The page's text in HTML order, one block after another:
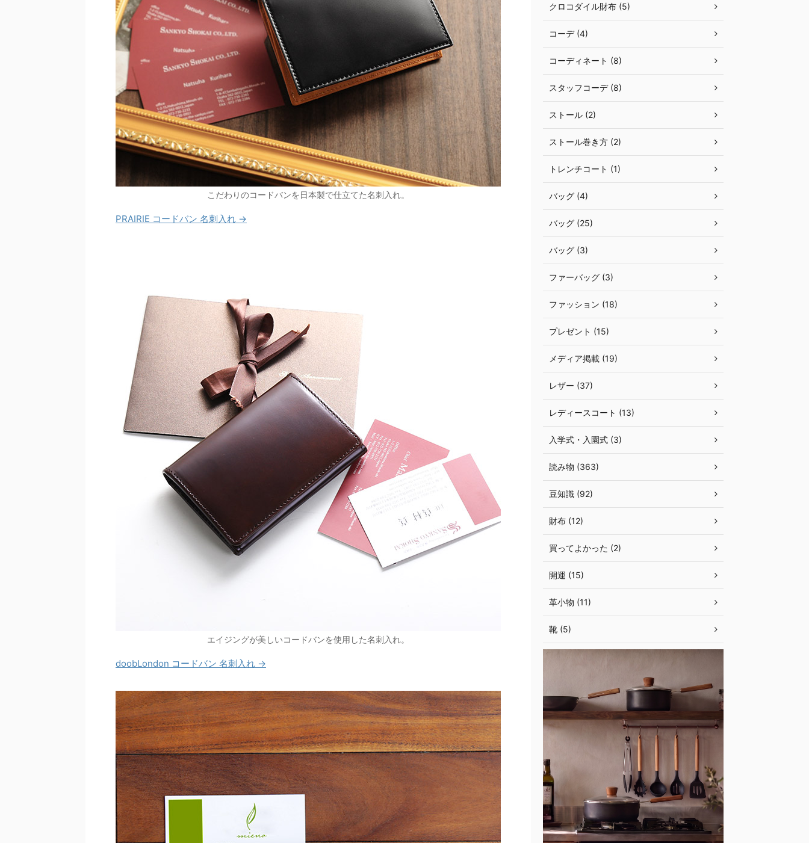
こだわりのコードバンを日本製で仕立てた名刺入れ。
PRAIRIE コードバン 名刺入れ →
エイジングが美しいコードバンを使用した名刺入れ。
doobLondon コードバン 名刺入れ →
クロコダイル財布 (5)
コーデ (4)
コーディネート (8)
スタッフコーデ (8)
ストール (2)
ストール巻き方 (2)
トレンチコート (1)
バッグ (4)
バッグ (25)
バッグ (3)
ファーバッグ (3)
ファッション (18)
プレゼント (15)
メディア掲載 (19)
レザー (37)
レディースコート (13)
入学式・入園式 (3)
読み物 (363)
豆知識 (92)
財布 (12)
買ってよかった (2)
開運 (15)
革小物 (11)
靴 (5)